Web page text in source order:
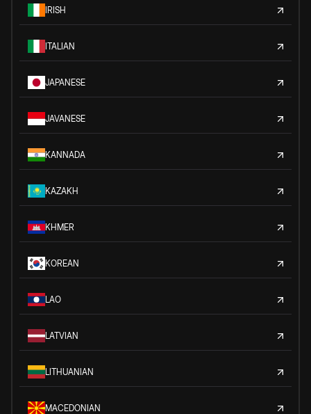
IRISH
ITALIAN
JAPANESE
JAVANESE
KANNADA
KAZAKH
KHMER
KOREAN
LAO
LATVIAN
LITHUANIAN
MACEDONIAN